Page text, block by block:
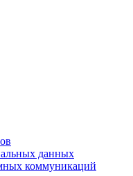
данных
коммуникаций